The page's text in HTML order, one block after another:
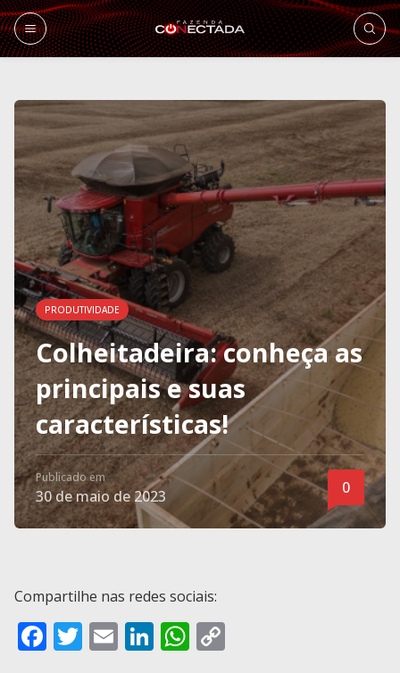
PRODUTIVIDADE
Colheitadeira: conheça as
principais e suas
características!
Publicado em
30 de maio de 2023 0
Compartilhe nas redes sociais:
F T E Li W